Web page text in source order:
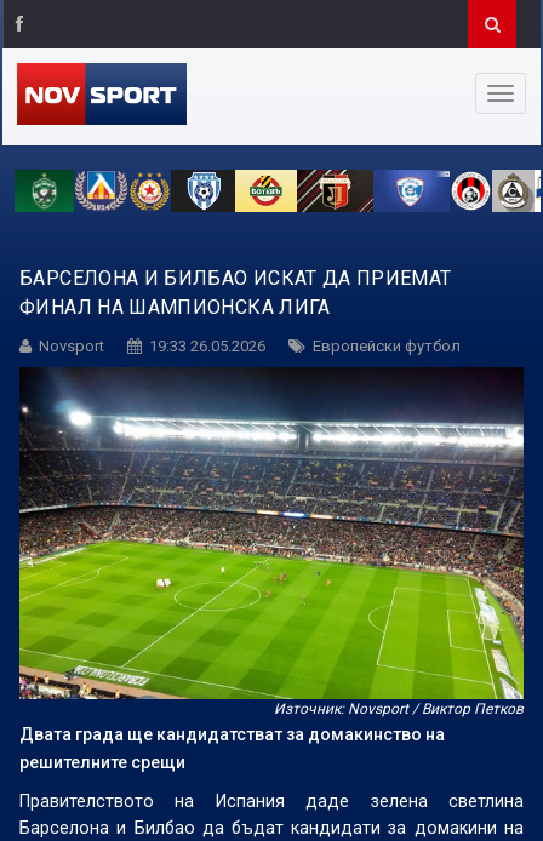
БАРСЕЛОНА И БИЛБАО ИСКАТ ДА ПРИЕМАТ
ФИНАЛ НА ШАМПИОНСКА ЛИГА
Novsport 19:33 26.05.2026 Европейски футбол
Източник: Novsport / Виктор Петков
Двата града ще кандидатстват за домакинство на
решителните срещи
Правителството на Испания даде зелена светлина
Барселона и Билбао да бъдат кандидати за домакини на